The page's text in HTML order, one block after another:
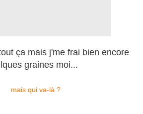
ça mais j'me frai bien encore
graines moi...